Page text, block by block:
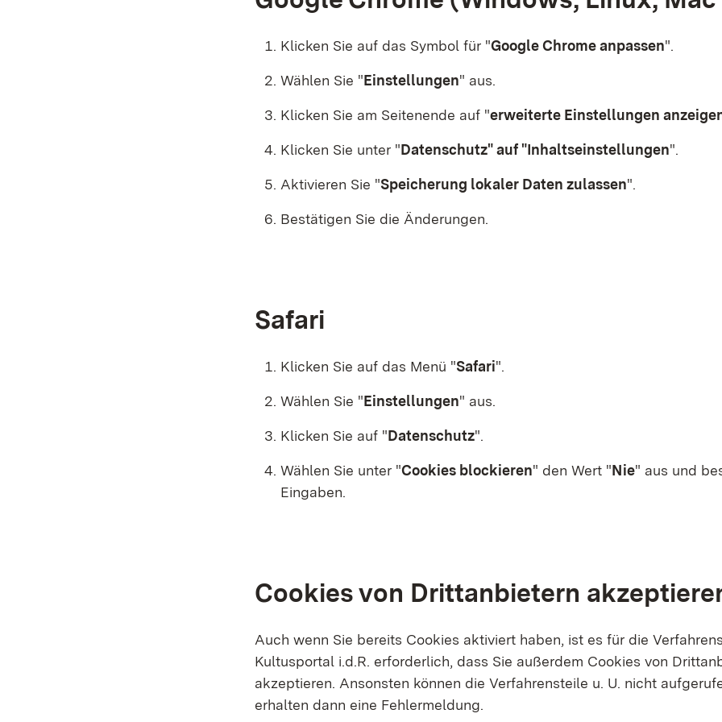
Klicken Sie auf das Symbol für "Google Chrome anpassen".
Wählen Sie "Einstellungen" aus.
Klicken Sie am Seitenende auf "erweiterte Einstellungen
Klicken Sie unter "Datenschutz"auf "Inhaltseinstellungen".
Aktivieren Sie "Speicherung lokaler Daten zulassen".
Bestätigen Sie die Änderungen.
Safari
Klicken Sie auf das Menü "Safari".
Wählen Sie "Einstellungen" aus.
Klicken Sie auf "Datenschutz".
Wählen Sie unter "Cookies blockieren" den Wert "Nie" aus und
Eingaben.
Cookies von Drittanbietern
Auch wenn Sie bereits Cookies aktiviert haben, ist es für die
Kultusportal i.d.R. erforderlich, dass Sie außerdem Cookies von
akzeptieren. Ansonsten können die Verfahrensteile u. U. nicht
erhalten dann eine Fehlermeldung.